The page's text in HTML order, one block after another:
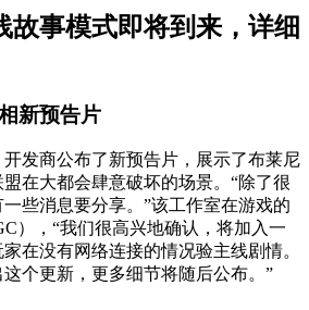
故事模式即将到来，详细
新预告片
发商公布了新预告片，展示了布莱尼
在大都会肆意破坏的场景。“除了很
些消息要分享。”该工作室在游戏的
），“我们很高兴地确认，将加入一
在没有网络连接的情况验主线剧情。
个更新，更多细节将随后公布。”